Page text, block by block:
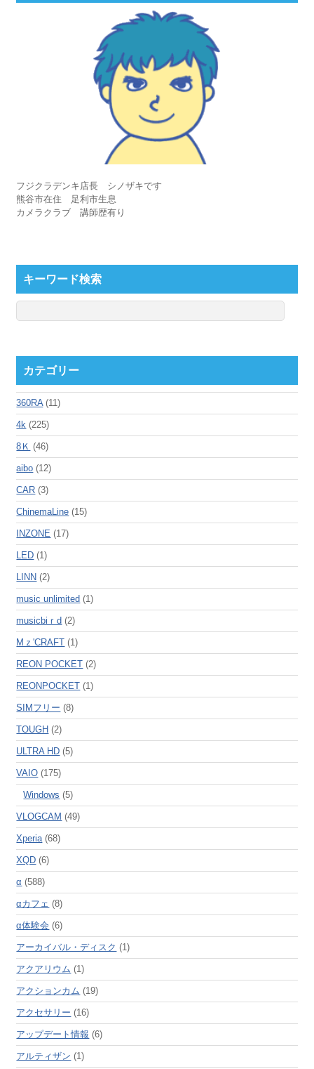
フジクラデンキ店長 シノザキです
熊谷市在住 足利市生息
カメラクラブ 講師歴有り
キーワード検索
カテゴリー
360RA(11)
4k (225)
8Ｋ (46)
aibo (12)
CAR (3)
ChinemaLine (15)
INZONE (17)
LED (1)
LINN (2)
music unlimited (1)
musicbiｒd (2)
Mｚ'CRAFT (1)
REON POCKET (2)
REONPOCKET (1)
SIMフリー (8)
TOUGH (2)
ULTRA HD (5)
VAIO (175)
Windows (5)
VLOGCAM (49)
Xperia(68)
XQD (6)
α (588)
αカフェ (8)
α体験会 (6)
アーカイバル・ディスク (1)
アクアリウム (1)
アクションカム (19)
アクセサリー (16)
アップデート情報 (6)
アルティザン (1)